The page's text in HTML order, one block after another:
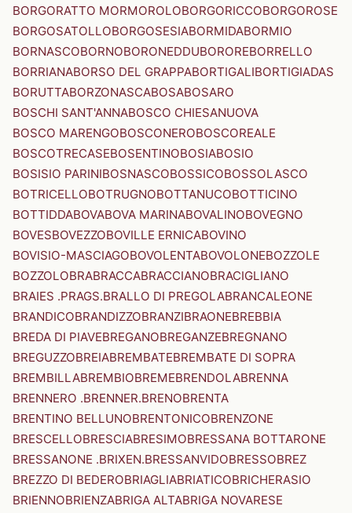
BORGORATTO MORMOROLOBORGORICCOBORGOROSE
BORGOSATOLLOBORGOSESIABORMIDABORMIO
BORNASCOBORNOBORONEDDUBOROREBORRELLO
BORRIANABORSO DEL GRAPPABORTIGALIBORTIGIADAS
BORUTTABORZONASCABOSABOSARO
BOSCHI SANT'ANNABOSCO CHIESANUOVA
BOSCO MARENGOBOSCONEROBOSCOREALE
BOSCOTRECASEBOSENTINOBOSIABOSIO
BOSISIO PARINIBOSNASCOBOSSICOBOSSOLASCO
BOTRICELLOBOTRUGNOBOTTANUCOBOTTICINO
BOTTIDDABOVABOVA MARINABOVALINOBOVEGNO
BOVESBOVEZZOBOVILLE ERNICABOVINO
BOVISIO-MASCIAGOBOVOLENTABOVOLONEBOZZOLE
BOZZOLOBRABRACCABRACCIANOBRACIGLIANO
BRAIES .PRAGS.BRALLO DI PREGOLABRANCALEONE
BRANDICOBRANDIZZOBRANZIBRAONEBREBBIA
BREDA DI PIAVEBREGANOBREGANZEBREGNANO
BREGUZZOBREIABREMBATEBREMBATE DI SOPRA
BREMBILLABREMBIOBREMEBRENDOLABRENNA
BRENNERO .BRENNER.BRENOBRENTA
BRENTINO BELLUNOBRENTONICOBRENZONE
BRESCELLOBRESCIABRESIMOBRESSANA BOTTARONE
BRESSANONE .BRIXEN.BRESSANVIDOBRESSOBREZ
BREZZO DI BEDEROBRIAGLIABRIATICOBRICHERASIO
BRIENNOBRIENZABRIGA ALTABRIGA NOVARESE